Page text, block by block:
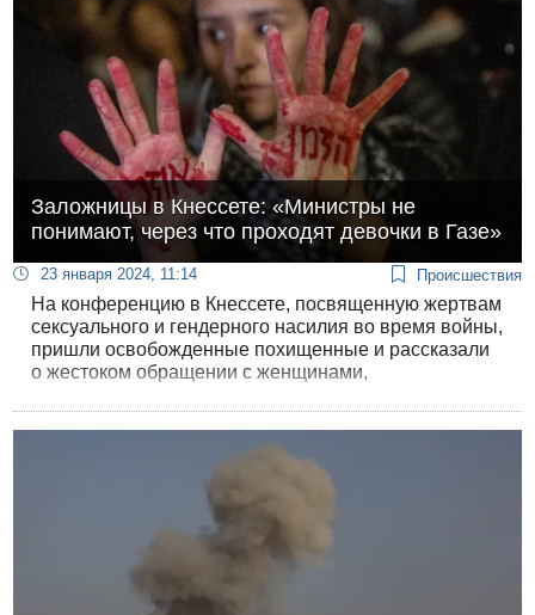
Заложницы в Кнессете: «Министры не
понимают, через что проходят девочки в Газе»
23 января 2024, 11:14 Происшествия
На конференцию в Кнессете, посвященную жертвам
сексуального и гендерного насилия во время войны,
пришли освобожденные похищенные и рассказали
о жестоком обращении с женщинами,